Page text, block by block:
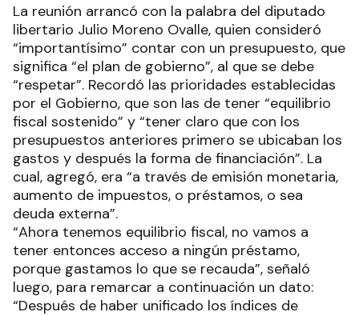
La reunión arrancó con la palabra del diputado
libertario Julio Moreno Ovalle, quien consideró
“importantísimo” contar con un presupuesto, que
significa “el plan de gobierno”, al que se debe
“respetar”. Recordó las prioridades establecidas
por el Gobierno, que son las de tener “equilibrio
fiscal sostenido” y “tener claro que con los
presupuestos anteriores primero se ubicaban los
gastos y después la forma de financiación”. La
cual, agregó, era “a través de emisión monetaria,
aumento de impuestos, o préstamos, o sea
deuda externa”.
“Ahora tenemos equilibrio fiscal, no vamos a
tener entonces acceso a ningún préstamo,
porque gastamos lo que se recauda”, señaló
luego, para remarcar a continuación un dato:
“Después de haber unificado los índices de